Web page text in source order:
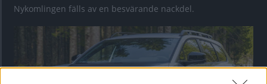
Nykomlingen fälls av en besvärande nackdel.